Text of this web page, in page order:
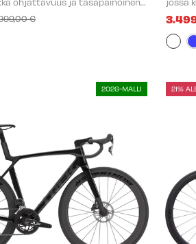
sekä nousuissa että kovassa ...
€
pitää
Old
price
Väri:
2026-MALLI 21%